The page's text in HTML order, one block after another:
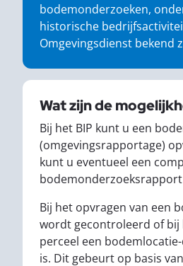
bodemonderzoeken,
historische
Omgevingsdienst bekend
Wat zijn de
Bij het BIP kunt u een
(omgevingsrapportage)
kunt u eventueel een
Bij het opvragen van een
wordt gecontroleerd of bij
perceel een
is. Dit gebeurt op basis